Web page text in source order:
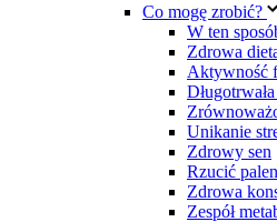
Co mogę zrobić?
W ten
Zdrowa
Aktywność
Unikanie
Zdrowy sen
Rzucić
Zdrowa
Zespół